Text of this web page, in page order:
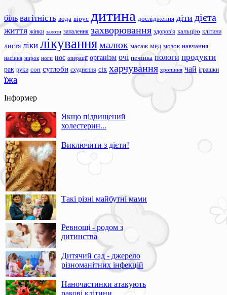
біль вагітність вода вірус дитина дослідження діти дієта
життя жінки залози запалення захворювання здоров'я кальцію клітини
листя ліки лікуваннямалюк масаж мед мозок навчання
насіння нирок ноги нос операції організм очі печінка пологи продукти
рак руки сон суглоби схуднення сік харчування хропіння чай іграшки
їжа
Інформер
Якщо підвищений
холестерин...
Виключити з дієти!
Такі різні майбутні мами
Ревнощі - родом з
дитинства
Дитячий сад - джерело
різноманітних інфекцій
Наночастинки атакують